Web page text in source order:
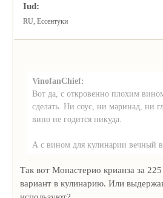
Iud:
RU, Ессентуки
VinofanChief:
Вот да, с откровенно плохим
сделать. Ни соус, ни маринад, ни
вино не годится никуда.
А с вином для кулинарии вечный
Так вот Монастерио крианза за
вариант в кулинарию. Или